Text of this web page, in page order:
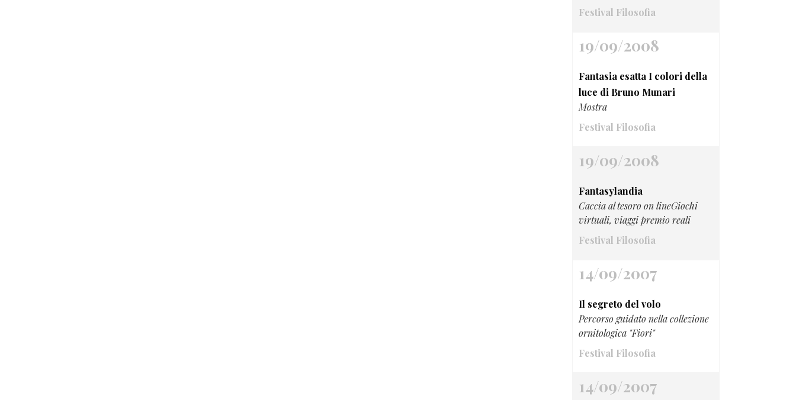
Festival Filosofia
19/09/2008
Fantasia esatta I colori della
luce di Bruno Munari
Mostra
Festival Filosofia
19/09/2008
Fantasylandia
Caccia al tesoro on lineGiochi
virtuali, viaggi premio reali
Festival Filosofia
14/09/2007
Il segreto del volo
Percorso guidato nella collezione
ornitologica "Fiori"
Festival Filosofia
14/09/2007